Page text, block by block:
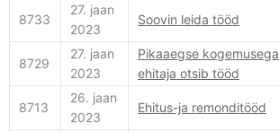
8733
27. jaan
2023
Soovin leida tööd
8729
27. jaan
2023
Pikaaegse kogemusega
ehitaja otsib tööd
8713
26. jaan
2023
Ehitus-ja remonditööd